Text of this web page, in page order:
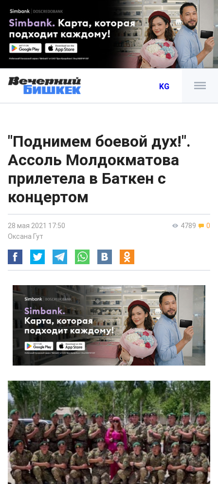
KG
"Поднимем боевой дух!".
Ассоль Молдокматова
прилетела в Баткен с
концертом
4789 0
28 мая 2021 17:50
Оксана Гут